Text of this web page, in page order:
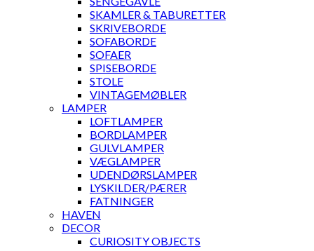
SKAMLER & TABURETTER
SKRIVEBORDE
SOFABORDE
SOFAER
SPISEBORDE
STOLE
VINTAGEMØBLER
LAMPER
LOFTLAMPER
BORDLAMPER
GULVLAMPER
VÆGLAMPER
UDENDØRSLAMPER
LYSKILDER/PÆRER
FATNINGER
HAVEN
DECOR
CURIOSITY OBJECTS